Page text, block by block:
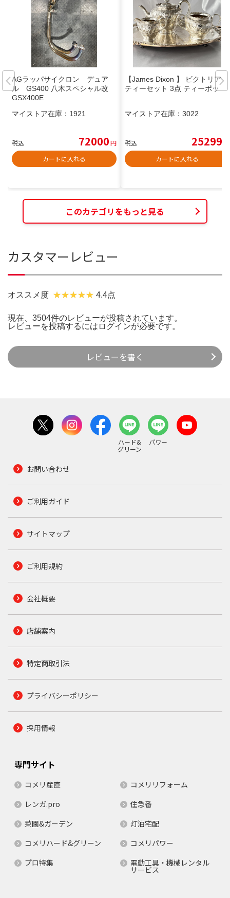
AGラッパサイクロン デュア
ル GS400 八木スペシャル改
GSX400E
マイストア在庫： 1921
税込 72000円
カートに入れる
【James Dixon 】 ビクトリアン
ティーセット 3点 ティーポット
マイストア在庫： 3022
税込 25299
カートに入れる
このカテゴリをもっと見る
カスタマーレビュー
オススメ度 4.4点
現在、3504件のレビューが投稿されています。
レビューを投稿するには ログインが必要です。
レビューを書く
ハード&
グリーン
パワー
お問い合わせ
ご利用ガイド
サイトマップ
ご利用規約
会社概要
店舗案内
特定商取引法
プライバシーポリシー
採用情報
専門サイト
コメリ産直
コメリリフォーム
レンガ.pro
住急番
菜園&ガーデン
灯油宅配
コメリハード&グリーン
コメリパワー
プロ特集
電動工具・機械レンタル
サービス